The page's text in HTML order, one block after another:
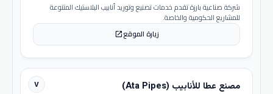
شركة صناعية بارزة تقدم خدمات تصنيع وتوريد أنابيب البلاستيك المتنوعة
للمشاريع الحكومية والخاصة.
زيارة الموقعopen_in_new
٧ مصنع عطا للأنابيب (Ata Pipes)